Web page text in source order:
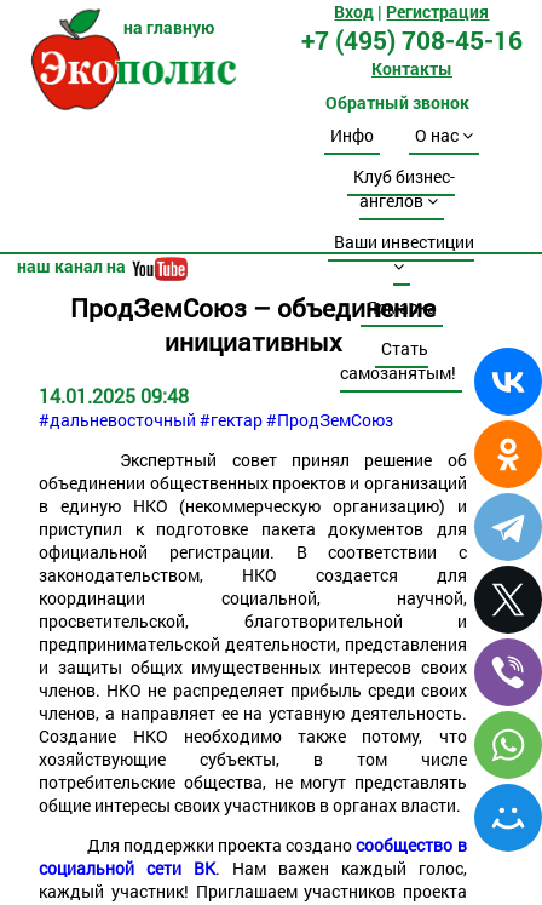
на главную
наш канал на
Обратный звонок
Вход | Регистрация
+7 (495) 708-45-16
Контакты
Инфо
О нас
Клуб бизнес-
ангелов
Ваши инвестиции
Ярмарка
Стать
самозанятым!
ПродЗемСоюз – объединение
инициативных
14.01.2025 09:48
#дальневосточный #гектар#ПродЗемСоюз
Экспертный совет принял решение об
объединении общественных проектов и организаций
в единую НКО (некоммерческую организацию) и
приступил к подготовке пакета документов для
официальной регистрации. В соответствии с
законодательством, НКО создается для
координации социальной, научной,
просветительской, благотворительной и
предпринимательской деятельности, представления
и защиты общих имущественных интересов своих
членов. НКО не распределяет прибыль среди своих
членов, а направляет ее на уставную деятельность.
Создание НКО необходимо также потому, что
хозяйствующие субъекты, в том числе
потребительские общества, не могут представлять
общие интересы своих участников в органах власти.
Для поддержки проекта созданосообщество в
социальной сети ВК. Нам важен каждый голос,
каждый участник! Приглашаем участников проекта